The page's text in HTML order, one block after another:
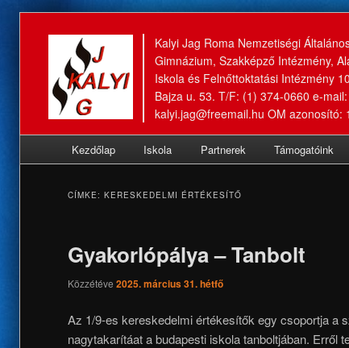
Kalyi Jag Roma Nemzetiségi
Gimnázium, Szakképző Intézmény,
Iskola és Felnőttoktatási Intézmény
Bajza u. 53. T/F: (1) 374-0660 e-mail:
kalyi.jag@freemail.hu OM azonosító:
menü
Tovább
tartalomra
Tovább
tartalomra
Kezdőlap Iskola Partnerek Támogatóink
CÍMKE: KERESKEDELMI ÉRTÉKESÍTŐ
Gyakorlópálya – Tanbolt
Közzétéve 2025. március 31. hétfő
Az 1/9-es kereskedelmi értékesítők egy csoportja a
nagytakarítáat a budapesti iskola tanboltjában. Erről